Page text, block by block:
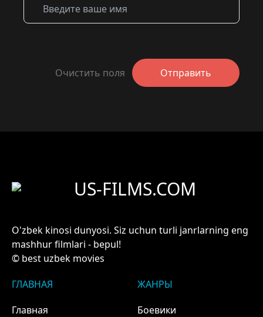
Очистить поля Отправить
US-FILMS.COM
O'zbek kinosi dunyosi. Siz uchun turli janrlarning eng
mashhur filmlari - bepul!
© best uzbek movies
ГЛАВНАЯ
Главная
ЖАНРЫ
Боевики